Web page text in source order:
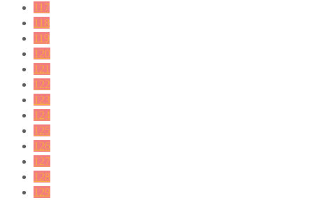
117
118
119
120
121
122
123
124
125
126
127
128
129